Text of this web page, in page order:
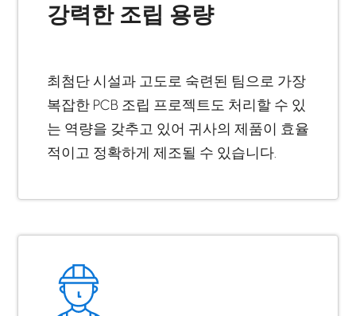
강력한 조립 용량
최첨단 시설과 고도로 숙련된 팀으로 가장
복잡한 PCB 조립 프로젝트도 처리할 수 있
는 역량을 갖추고 있어 귀사의 제품이 효율
적이고 정확하게 제조될 수 있습니다.